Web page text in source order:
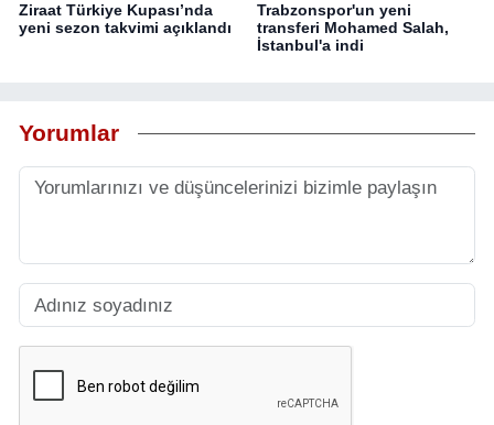
Ziraat Türkiye Kupası’nda
yeni sezon takvimi açıklandı
Trabzonspor'un yeni
transferi Mohamed Salah,
İstanbul'a indi
Yorumlar